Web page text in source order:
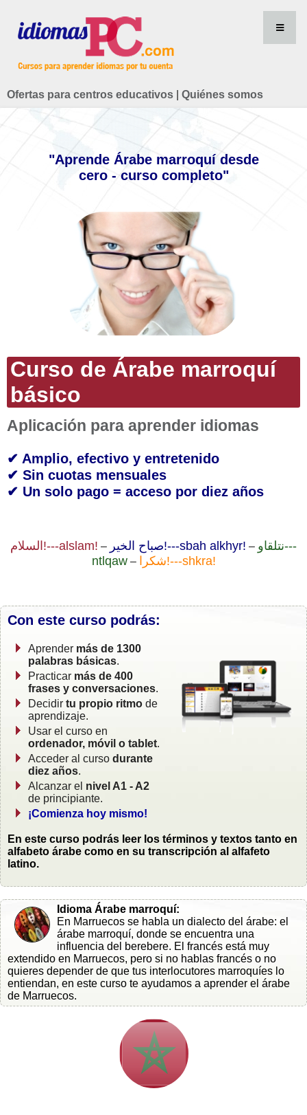
Ofertas para centros educativos Quiénes somos
"Aprende Árabe marroquí desde
cero - curso completo"
Curso de Árabe marroquí
básico
Aplicación para aprender idiomas
✔ Amplio, efectivo y entretenido
✔ Sin cuotas mensuales
✔ Un solo pago = acceso por diez años
السلام!---alslam! – صباح الخير!---sbah alkhyr! – نتلقاو---
ntlqaw– شكرا!---shkra!
Con este curso podrás:
Aprender más de 1300
palabras básicas.
Practicar más de 400
frases y conversaciones.
Decidir tu propio ritmo de
aprendizaje.
Usar el curso en
ordenador, móvil o tablet.
Acceder al curso durante
diez años.
Alcanzar el nivel A1 - A2
de principiante.
¡Comienza hoy mismo!
En este curso podrás leer los términos y textos tanto en
alfabeto árabe como en su transcripción al alfafeto
latino.
Idioma Árabe marroquí:
En Marruecos se habla un dialecto del árabe: el
árabe marroquí, donde se encuentra una
influencia del berebere. El francés está muy
extendido en Marruecos, pero si no hablas francés o no
quieres depender de que tus interlocutores marroquíes lo
entiendan, en este curso te ayudamos a aprender el árabe
de Marruecos.